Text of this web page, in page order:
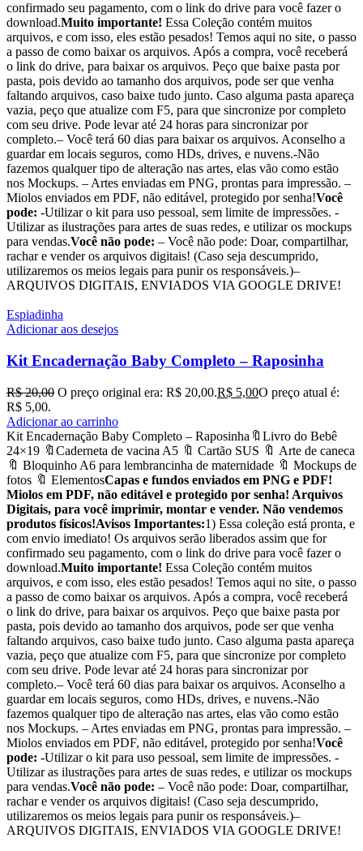
confirmado seu pagamento, com o link do drive para você fazer o
download.Muito importante! Essa Coleção contém muitos
arquivos, e com isso, eles estão pesados! Temos aqui no site, o passo
a passo de como baixar os arquivos. Após a compra, você receberá
o link do drive, para baixar os arquivos. Peço que baixe pasta por
pasta, pois devido ao tamanho dos arquivos, pode ser que venha
faltando arquivos, caso baixe tudo junto. Caso alguma pasta apareça
vazia, peço que atualize com F5, para que sincronize por completo
com seu drive. Pode levar até 24 horas para sincronizar por
completo.– Você terá 60 dias para baixar os arquivos. Aconselho a
guardar em locais seguros, como HDs, drives, e nuvens.-Não
fazemos qualquer tipo de alteração nas artes, elas vão como estão
nos Mockups. – Artes enviadas em PNG, prontas para impressão. –
Miolos enviados em PDF, não editável, protegido por senha!Você
pode: -Utilizar o kit para uso pessoal, sem limite de impressões. -
Utilizar as ilustrações para artes de suas redes, e utilizar os mockups
para vendas.Você não pode: – Você não pode: Doar, compartilhar,
rachar e vender os arquivos digitais! (Caso seja descumprido,
utilizaremos os meios legais para punir os responsáveis.)–
ARQUIVOS DIGITAIS, ENVIADOS VIA GOOGLE DRIVE!
Espiadinha
Adicionar aos desejos
Kit Encadernação Baby Completo – Raposinha
R$20,00 O preço original era: R$ 20,00.R$ 5,00O preço atual é:
R$ 5,00.
Adicionar ao carrinho
Kit Encadernação Baby Completo – Raposinha🔖Livro do Bebê
24×19 🔖Caderneta de vacina A5 🔖 Cartão SUS 🔖 Arte de caneca
🔖 Bloquinho A6 para lembrancinha de maternidade 🔖 Mockups de
fotos 🔖 ElementosCapas e fundos enviados em PNG e PDF!
Miolos em PDF, não editável e protegido por senha! Arquivos
Digitais, para você imprimir, montar e vender. Não vendemos
produtos físicos!Avisos Importantes:1) Essa coleção está pronta, e
com envio imediato! Os arquivos serão liberados assim que for
confirmado seu pagamento, com o link do drive para você fazer o
download.Muito importante! Essa Coleção contém muitos
arquivos, e com isso, eles estão pesados! Temos aqui no site, o passo
a passo de como baixar os arquivos. Após a compra, você receberá
o link do drive, para baixar os arquivos. Peço que baixe pasta por
pasta, pois devido ao tamanho dos arquivos, pode ser que venha
faltando arquivos, caso baixe tudo junto. Caso alguma pasta apareça
vazia, peço que atualize com F5, para que sincronize por completo
com seu drive. Pode levar até 24 horas para sincronizar por
completo.– Você terá 60 dias para baixar os arquivos. Aconselho a
guardar em locais seguros, como HDs, drives, e nuvens.-Não
fazemos qualquer tipo de alteração nas artes, elas vão como estão
nos Mockups. – Artes enviadas em PNG, prontas para impressão. –
Miolos enviados em PDF, não editável, protegido por senha!Você
pode: -Utilizar o kit para uso pessoal, sem limite de impressões. -
Utilizar as ilustrações para artes de suas redes, e utilizar os mockups
para vendas.Você não pode: – Você não pode: Doar, compartilhar,
rachar e vender os arquivos digitais! (Caso seja descumprido,
utilizaremos os meios legais para punir os responsáveis.)–
ARQUIVOS DIGITAIS, ENVIADOS VIA GOOGLE DRIVE!